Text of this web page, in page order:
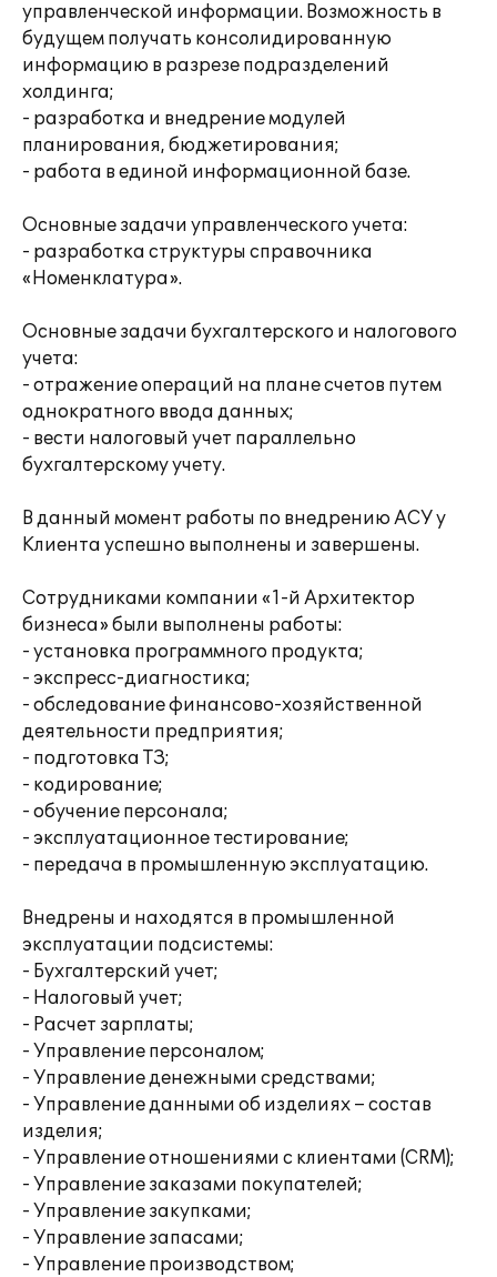
управленческой информации. Возможность в
будущем получать консолидированную
информацию в разрезе подразделений
холдинга;
- разработка и внедрение модулей
планирования, бюджетирования;
- работа в единой информационной базе.
Основные задачи управленческого учета:
- разработка структуры справочника
«Номенклатура».
Основные задачи бухгалтерского и налогового
учета:
- отражение операций на плане счетов путем
однократного ввода данных;
- вести налоговый учет параллельно
бухгалтерскому учету.
В данный момент работы по внедрению АСУ у
Клиента успешно выполнены и завершены.
Сотрудниками компании «1-й Архитектор
бизнеса» были выполнены работы:
- установка программного продукта;
- экспресс-диагностика;
- обследование финансово-хозяйственной
деятельности предприятия;
- подготовка ТЗ;
- кодирование;
- обучение персонала;
- эксплуатационное тестирование;
- передача в промышленную эксплуатацию.
Внедрены и находятся в промышленной
эксплуатации подсистемы:
- Бухгалтерский учет;
- Налоговый учет;
- Расчет зарплаты;
- Управление персоналом;
- Управление денежными средствами;
- Управление данными об изделиях – состав
изделия;
- Управление отношениями с клиентами (CRM);
- Управление заказами покупателей;
- Управление закупками;
- Управление запасами;
- Управление производством;